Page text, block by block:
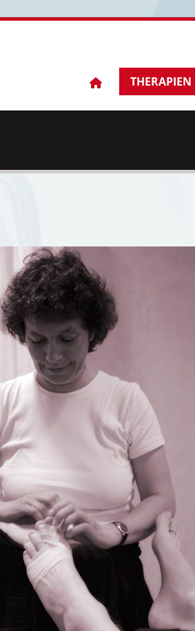
THERAPIEN